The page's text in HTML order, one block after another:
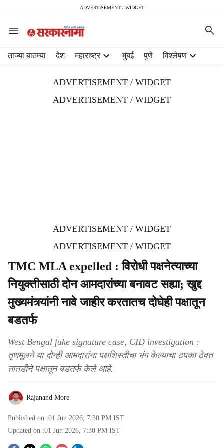
ADVERTISEMENT / WIDGET
ताज्या बातम्या देश महाराष्ट्र मुंबई पुणे विश्लेषण
ADVERTISEMENT / WIDGET
ADVERTISEMENT / WIDGET
ADVERTISEMENT / WIDGET
ADVERTISEMENT / WIDGET
TMC MLA expelled : विरोधी पक्षनेत्याच्या
नियुक्तीसाठी दोन आमदारांच्या बनावट सह्या; खुद्द
मुख्यमंत्र्यांनी नावे जाहीर करतातच दोघेही पक्षातून
बडतर्फ
West Bengal fake signature case, CID investigation :
तृणमूलने या दोन्ही आमदारांना पक्षशिस्तीचा भंग केल्याचा ठपका ठेवत
तातडीने पक्षातून बडतर्फ केले आहे.
Rajanand More
Published on :01 Jun 2026, 7:30 PM IST
Updated on :01 Jun 2026, 7:30 PM IST